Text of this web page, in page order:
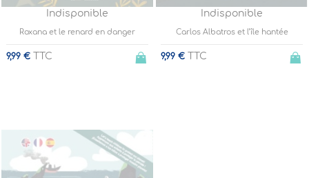
Indisponible
Roxana et le renard en danger
9,99 € TTC
Indisponible
Carlos Albatros et l’île hantée
9,99 € TTC